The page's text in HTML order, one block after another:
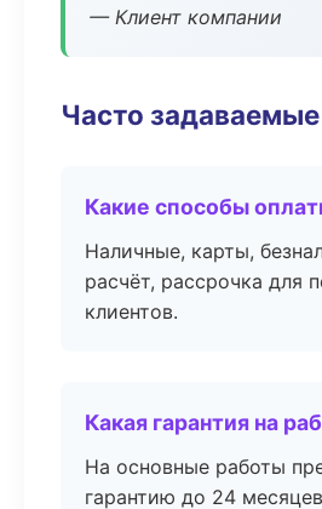
— Клиент компании
Часто
Какие способы
Наличные, карты,
расчёт, рассрочка для
клиентов.
Какая гарантия на
На основные работы
гарантию до 24